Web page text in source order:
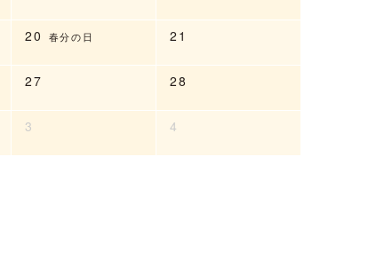
20 春分の日 21
27 28
3 4